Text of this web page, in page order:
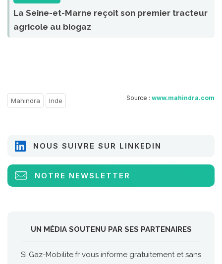
La Seine-et-Marne reçoit son premier tracteur
agricole au biogaz
Source : www.mahindra.com
Mahindra Inde
NOUS SUIVRE SUR LINKEDIN
NOTRE NEWSLETTER
UN MÉDIA SOUTENU PAR SES PARTENAIRES
Si Gaz-Mobilite.fr vous informe gratuitement et sans